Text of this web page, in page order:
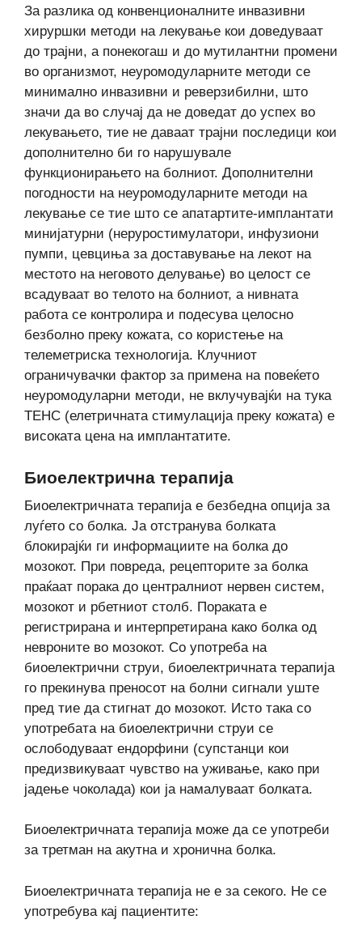
За разлика од конвенционалните инвазивни
хируршки методи на лекување кои доведуваат
до трајни, а понекогаш и до мутилантни промени
во организмот, неуромодуларните методи се
минимално инвазивни и реверзибилни, што
значи да во случај да не доведат до успех во
лекувањето, тие не даваат трајни последици кои
дополнително би го нарушувале
функционирањето на болниот. Дополнителни
погодности на неуромодуларните методи на
лекување се тие што се апатартите-имплантати
минијатурни (неруростимулатори, инфузиони
пумпи, цевциња за доставување на лекот на
местото на неговото делување) во целост се
всадуваат во телото на болниот, а нивната
работа се контролира и подесува целосно
безболно преку кожата, со користење на
телеметриска технологија. Клучниот
ограничувачки фактор за примена на повеќето
неуромодуларни методи, не вклучувајќи на тука
ТЕНС (елетричната стимулација преку кожата) е
високата цена на имплантатите.
Биоелектрична терапија
Биоелектричната терапија е безбедна опција за
луѓето со болка. Ја отстранува болката
блокирајќи ги информациите на болка до
мозокот. При повреда, рецепторите за болка
праќаат порака до централниот нервен систем,
мозокот и рбетниот столб. Пораката е
регистрирана и интерпретирана како болка од
невроните во мозокот. Со употреба на
биоелектрични струи, биоелектричната терапија
го прекинува преносот на болни сигнали уште
пред тие да стигнат до мозокот. Исто така со
употребата на биоелектрични струи се
ослободуваат ендорфини (супстанци кои
предизвикуваат чувство на уживање, како при
јадење чоколада) кои ја намалуваат болката.
Биоелектричната терапија може да се употреби
за третман на акутна и хронична болка.
Биоелектричната терапија не е за секого. Не се
употребува кај пациентите: